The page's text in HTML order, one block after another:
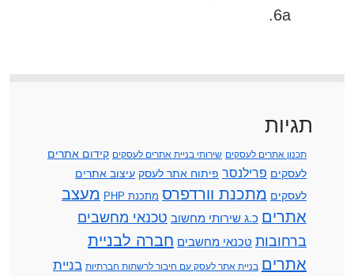
6a.
תגיות
תכנון אתרים לעסקים שירותי בניית אתרים לעסקים קידום אתרים
לעסקים פרילנסר פיתוח אתר לעסק עיצוב אתרים
לעסקים מתכנת וורדפרס מתכנת PHP
מעצב
אתרים כ.ג שירותי מחשוב טכנאי מחשבים
ברחובות טכנאי מחשבים חברה לבניית
אתרים בניית אתר לעסק עם חיבור לרשתות חברתיות בניית